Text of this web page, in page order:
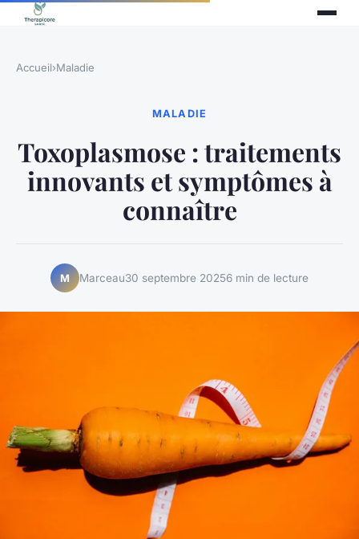
Accueil›Maladie
MALADIE
Toxoplasmose : traitements
innovants et symptômes à
connaître
M Marceau30 septembre 20256 min de lecture